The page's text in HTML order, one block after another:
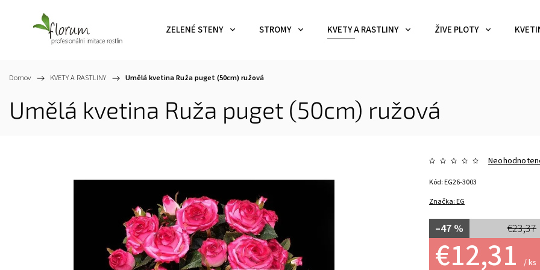
ZELENÉ STENY STROMY KVETY A RASTLINY ŽIVE PLOTY
Domov / KVETY A RASTLINY / Umělá kvetina Ruža puget (50cm) ružová
Umělá kvetina Ruža puget (50cm) ružová
Značka:EG
€23,37
–47 %
€12,31/ ks
Kód:EG26-3003